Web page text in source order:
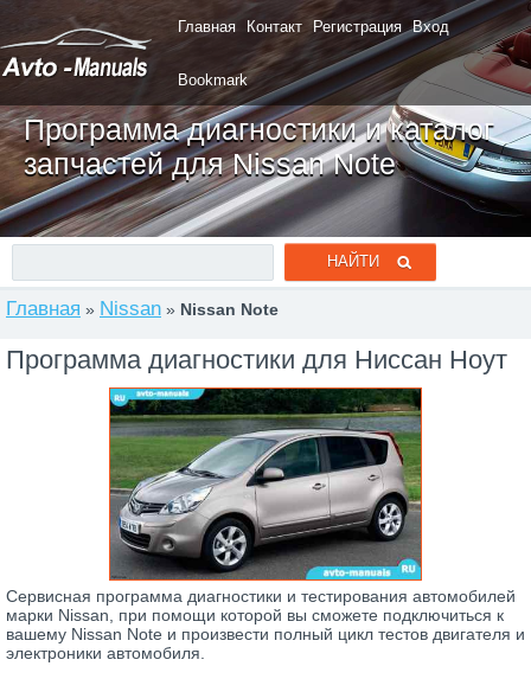
Главная Контакт Регистрация Вход
Bookmark
Программа диагностики и каталог
запчастей для Nissan Note
Главная » Nissan » Nissan Note
Программа диагностики для Ниссан Ноут
Сервисная программа диагностики и тестирования автомобилей
марки Nissan, при помощи которой вы сможете подключиться к
вашему Nissan Note и произвести полный цикл тестов двигателя и
электроники автомобиля.